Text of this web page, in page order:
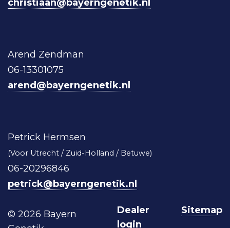
christiaan@bayerngenetik.nl
Arend Zendman
06-13301075
arend@bayerngenetik.nl
Petrick Hermsen
(Voor Utrecht / Zuid-Holland / Betuwe)
06-20296846
petrick@bayerngenetik.nl
© 2026 Bayern
Dealer
login
Sitemap